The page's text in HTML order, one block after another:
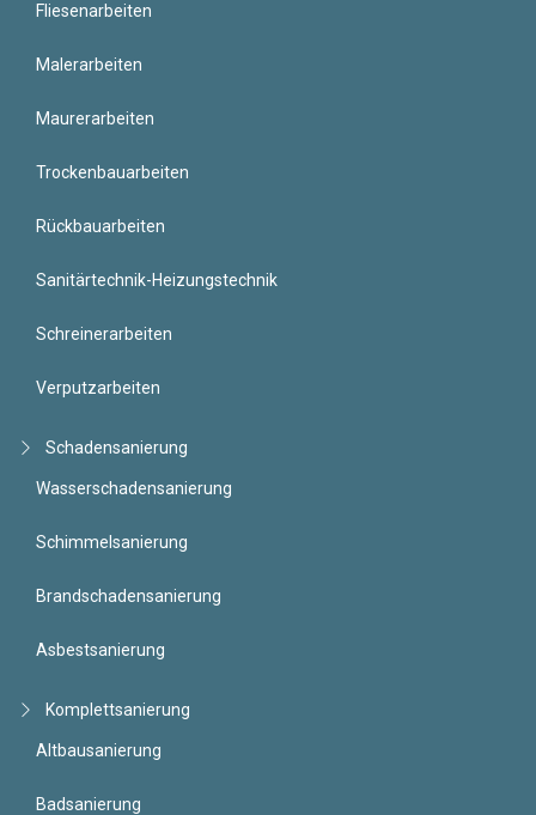
Fliesenarbeiten
Malerarbeiten
Maurerarbeiten
Trockenbauarbeiten
Rückbauarbeiten
Sanitärtechnik-Heizungstechnik
Schreinerarbeiten
Verputzarbeiten
Schadensanierung
Wasserschadensanierung
Schimmelsanierung
Brandschadensanierung
Asbestsanierung
Komplettsanierung
Altbausanierung
Badsanierung